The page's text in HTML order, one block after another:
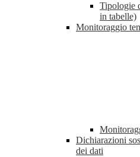
Tipologie
in tabelle)
Monitoraggio
Dichiarazioni
dei dati